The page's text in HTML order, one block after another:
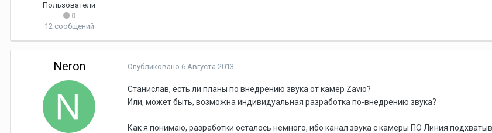
Пользователи
0
12 сообщений
Neron Опубликовано 6 Августа 2013
Станислав, есть ли планы по внедрению звука от камер Zavio?
Или, может быть, возможна индивидуальная разработка по-внедрению звука?
Как я понимаю, разработки осталось немного, ибо канал звука с камеры ПО Линия